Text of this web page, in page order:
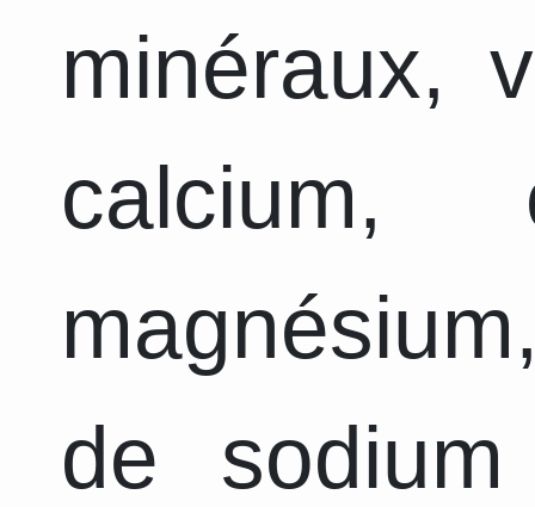
minéraux,
calcium,
de